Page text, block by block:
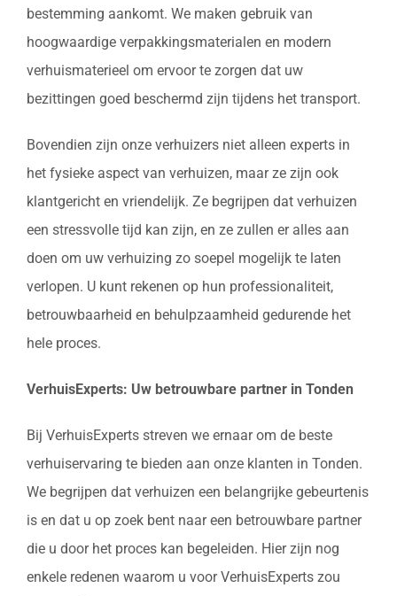
bestemming aankomt. We maken gebruik van
hoogwaardige verpakkingsmaterialen en modern
verhuismaterieel om ervoor te zorgen dat uw
bezittingen goed beschermd zijn tijdens het transport.
Bovendien zijn onze verhuizers niet alleen experts in
het fysieke aspect van verhuizen, maar ze zijn ook
klantgericht en vriendelijk. Ze begrijpen dat verhuizen
een stressvolle tijd kan zijn, en ze zullen er alles aan
doen om uw verhuizing zo soepel mogelijk te laten
verlopen. U kunt rekenen op hun professionaliteit,
betrouwbaarheid en behulpzaamheid gedurende het
hele proces.
VerhuisExperts: Uw betrouwbare partner in Tonden
Bij VerhuisExperts streven we ernaar om de beste
verhuiservaring te bieden aan onze klanten in Tonden.
We begrijpen dat verhuizen een belangrijke gebeurtenis
is en dat u op zoek bent naar een betrouwbare partner
die u door het proces kan begeleiden. Hier zijn nog
enkele redenen waarom u voor VerhuisExperts zou